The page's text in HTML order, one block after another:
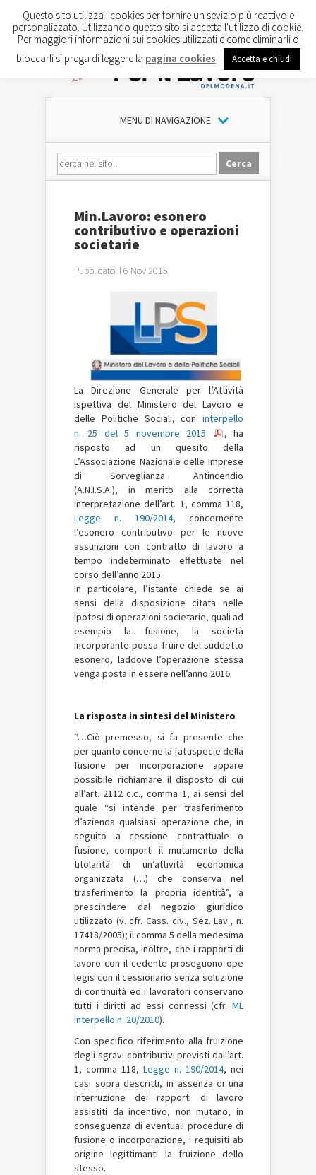
MENU DI NAVIGAZIONE
Min.Lavoro: esonero
contributivo e operazioni
societarie
Pubblicato il 6 Nov 2015
La Direzione Generale per l’Attività
Ispettiva del Ministero del Lavoro e
delle Politiche Sociali, con interpello
n. 25 del 5 novembre 2015
, ha
risposto ad un quesito della
L’Associazione Nazionale delle Imprese
di Sorveglianza Antincendio
(A.N.I.S.A.), in merito alla corretta
interpretazione dell’art. 1, comma 118,
Legge n. 190/2014, concernente
l’esonero contributivo per le nuove
assunzioni con contratto di lavoro a
tempo indeterminato effettuate nel
corso dell’anno 2015.
In particolare, l’istante chiede se ai
sensi della disposizione citata nelle
ipotesi di operazioni societarie, quali ad
esempio la fusione, la società
incorporante possa fruire del suddetto
esonero, laddove l’operazione stessa
venga posta in essere nell’anno 2016.
La risposta in sintesi del Ministero
“…Ciò premesso, si fa presente che
per quanto concerne la fattispecie della
fusione per incorporazione appare
possibile richiamare il disposto di cui
all’art. 2112 c.c., comma 1, ai sensi del
quale “si intende per trasferimento
d’azienda qualsiasi operazione che, in
seguito a cessione contrattuale o
fusione, comporti il mutamento della
titolarità di un’attività economica
organizzata (…) che conserva nel
trasferimento la propria identità”, a
prescindere dal negozio giuridico
utilizzato (v. cfr. Cass. civ., Sez. Lav., n.
17418/2005); il comma 5 della medesima
norma precisa, inoltre, che i rapporti di
lavoro con il cedente proseguono ope
legis con il cessionario senza soluzione
di continuità ed i lavoratori conservano
tutti i diritti ad essi connessi (cfr. ML
interpello n. 20/2010).
Con specifico riferimento alla fruizione
degli sgravi contributivi previsti dall’art.
1, comma 118, Legge n. 190/2014, nei
casi sopra descritti, in assenza di una
interruzione dei rapporti di lavoro
assistiti da incentivo, non mutano, in
conseguenza di eventuali procedure di
fusione o incorporazione, i requisiti ab
origine legittimanti la fruizione dello
stesso.
Questo sito utilizza i cookies per fornire un sevizio più reattivo e
personalizzato. Utilizzando questo sito si accetta l'utilizzo di cookie.
Per maggiori informazioni sui cookies utilizzati e come eliminarli o
bloccarli si prega di leggere la pagina cookies Accetta e chiudi